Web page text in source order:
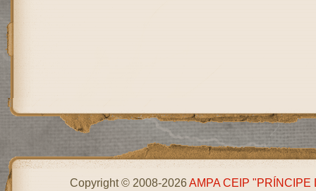
Copyright © 2008-2026AMPA CEIP "PRÍNCIPE